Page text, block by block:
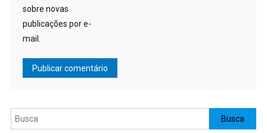
sobre novas
publicações por e-
mail.
Pesquisar Busca